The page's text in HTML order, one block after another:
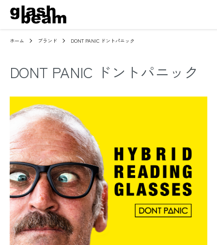
ホーム ブランド DONT PANIC ドントパニック
DONT PANIC ドントパニック